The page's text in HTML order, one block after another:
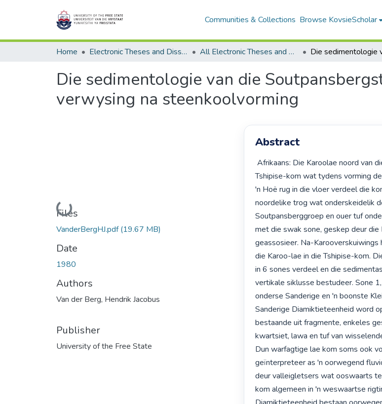
Communities & Collections Browse KovsieScholar
Home Electronic Theses and Dissertations All Electronic Theses and Dissertations
Die sedimentologie van die
verwysing na steenkoolvorming
Loading...
Files
VanderBergHJ.pdf(19.67 MB)
Date
1980
Authors
Van der Berg, Hendrik Jacobus
Publisher
University of the Free State
Abstract
Afrikaans: Die Karoolae noord van die Soutpansberg is geleë in die
Tshipise-kom wat tydens vorming
'n Hoë rug in die vloer verdeel die
noordelike trog wat onderskeidelik
Soutpansberggroep en ouer tuf
met die swak sone, geskep deur
geassosieer. Na-
die Karoo-lae in die Tshipise-kom.
in 6 sones verdeel en die
vertikale siklusse bestudeer. Sone
onderse Sanderige en 'n boonste
Sanderige Diamiktieteenheid word
bestaande uit fragmente, enkeles
kwartsiet, lawa en tuf van
Dun warfagtige lae kom soms ook
geïnterpreteer as 'n oorwegend
deur valleigletsers wat ooswaarts
kom algemeen in 'n weswaartse